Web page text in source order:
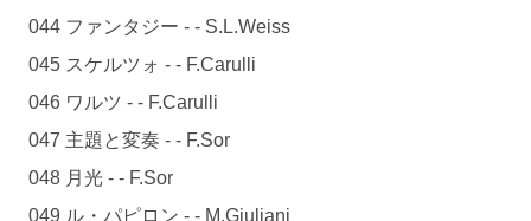
044 ファンタジー - - S.L.Weiss
045 スケルツォ - - F.Carulli
046 ワルツ - - F.Carulli
047 主題と変奏 - - F.Sor
048 月光 - - F.Sor
049 ル・パピロン - - M.Giuliani